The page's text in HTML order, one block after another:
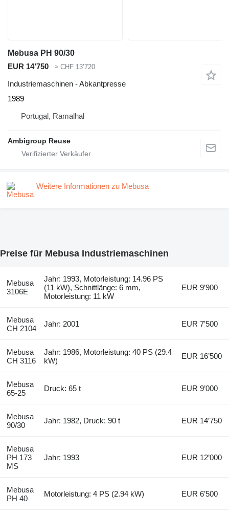
Mebusa PH 90/30
EUR 14’750
≈ CHF 13’720
Industriemaschinen - Abkantpresse
1989
Portugal, Ramalhal
Ambigroup Reuse
Weitere Informationen zu Mebusa
Preise für Mebusa Industriemaschinen
Mebusa
3106E
Jahr: 1993, Motorleistung: 14.96 PS
(11 kW), Schnittlänge: 6 mm,
Motorleistung: 11 kW
EUR 9’900
Mebusa
CH 2104
Jahr: 2001 EUR 7’500
Mebusa
CH 3116
Jahr: 1986, Motorleistung: 40 PS (29.4
kW)
EUR 16’500
Mebusa
65-25
Druck: 65 t EUR 9’000
Mebusa
90/30
Jahr: 1982, Druck: 90 t EUR 14’750
Mebusa
PH 173
MS
Jahr: 1993 EUR 12’000
Mebusa
PH 40
Motorleistung: 4 PS (2.94 kW) EUR 6’500